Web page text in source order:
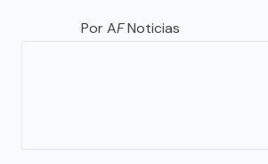
Por AFNoticias